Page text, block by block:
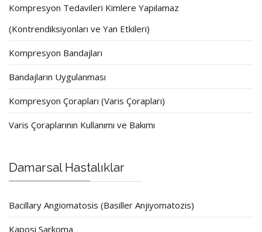
Kompresyon Tedavileri Kimlere Yapılamaz
(Kontrendiksiyonları ve Yan Etkileri)
Kompresyon Bandajları
Bandajların Uygulanması
Kompresyon Çorapları (Varis Çorapları)
Varis Çoraplarının Kullanımı ve Bakımı
Damarsal Hastalıklar
Bacillary Angiomatosis (Basiller Anjiyomatozis)
Kaposi Sarkoma